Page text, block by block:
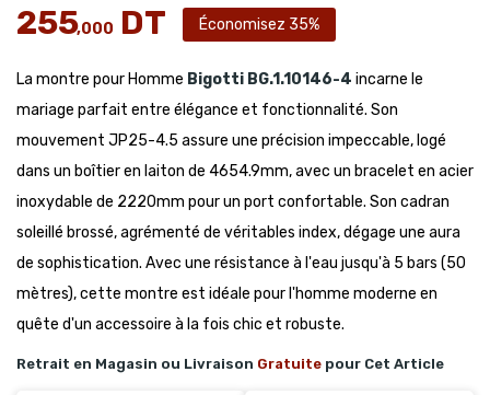
255,000 DT Économisez 35%
La montre pour Homme Bigotti BG.1.10146-4 incarne le
mariage parfait entre élégance et fonctionnalité. Son
mouvement JP25-4.5 assure une précision impeccable, logé
dans un boîtier en laiton de 4654.9mm, avec un bracelet en acier
inoxydable de 2220mm pour un port confortable. Son cadran
soleillé brossé, agrémenté de véritables index, dégage une aura
de sophistication. Avec une résistance à l'eau jusqu'à 5 bars (50
mètres), cette montre est idéale pour l'homme moderne en
quête d'un accessoire à la fois chic et robuste.
Retrait en Magasin ou Livraison Gratuite pour Cet Article